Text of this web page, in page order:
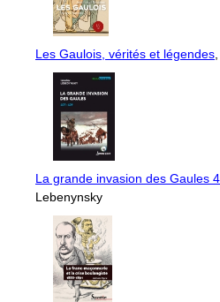
Les Gaulois, vérités et légendes
La grande invasion des Gaules
Lebenynsky